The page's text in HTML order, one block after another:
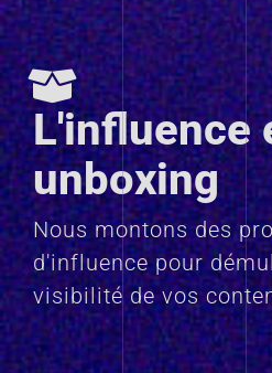
L'influence
unboxing
Nous montons des
d'influence pour
visibilité de vos